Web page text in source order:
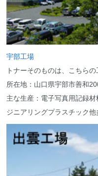
宇部工場
トナーそのものは、こちら
所在地：山口県宇部市善和
主な生産：電子写真用記録
ジニアリングプラスチック他